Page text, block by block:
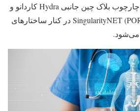
این پروژه با استفاده از چارچوب بلاک چین جانبی Hydra کاردانو و
سیستم اثبات شهرت (POR) SingularityNET در کنار ساختارهای